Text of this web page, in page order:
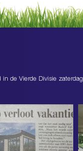
de Vierde Divisie zaterdag